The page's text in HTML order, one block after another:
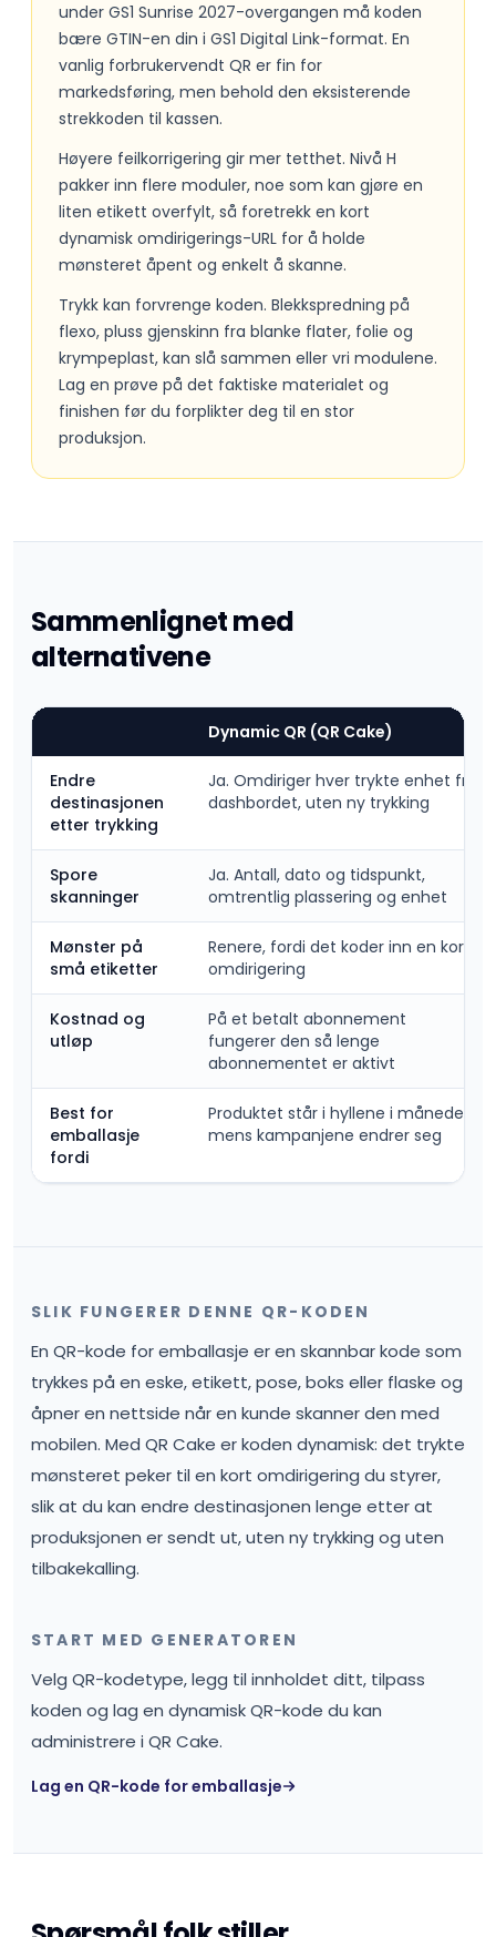
under GS1 Sunrise 2027-overgangen må koden
bære GTIN-en din i GS1 Digital Link-format. En
vanlig forbrukervendt QR er fin for
markedsføring, men behold den eksisterende
strekkoden til kassen.
Høyere feilkorrigering gir mer tetthet. Nivå H
pakker inn flere moduler, noe som kan gjøre en
liten etikett overfylt, så foretrekk en kort
dynamisk omdirigerings-URL for å holde
mønsteret åpent og enkelt å skanne.
Trykk kan forvrenge koden. Blekkspredning på
flexo, pluss gjenskinn fra blanke flater, folie og
krympeplast, kan slå sammen eller vri modulene.
Lag en prøve på det faktiske materialet og
finishen før du forplikter deg til en stor
produksjon.
Sammenlignet med
alternativene
Dynamic QR (QR Cake)
Endre
destinasjonen
etter trykking
Ja. Omdiriger hver trykte enhet fra
dashbordet, uten ny trykking
Spore
skanninger
Ja. Antall, dato og tidspunkt,
omtrentlig plassering og enhet
Mønster på
små etiketter
Renere, fordi det koder inn en kort
omdirigering
Kostnad og
utløp
På et betalt abonnement
fungerer den så lenge
abonnementet er aktivt
Best for
emballasje
fordi
Produktet står i hyllene i måneder
mens kampanjene endrer seg
SLIK FUNGERER DENNE QR-KODEN
En QR-kode for emballasje er en skannbar kode som
trykkes på en eske, etikett, pose, boks eller flaske og
åpner en nettside når en kunde skanner den med
mobilen. Med QR Cake er koden dynamisk: det trykte
mønsteret peker til en kort omdirigering du styrer,
slik at du kan endre destinasjonen lenge etter at
produksjonen er sendt ut, uten ny trykking og uten
tilbakekalling.
START MED GENERATOREN
Velg QR-kodetype, legg til innholdet ditt, tilpass
koden og lag en dynamisk QR-kode du kan
administrere i QR Cake.
Lag en QR-kode for emballasje